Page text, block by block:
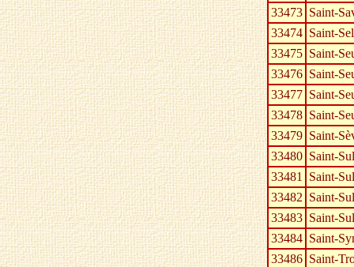
33473 Saint-
33474 Saint-
33475 Saint-
33476 Saint-
33477 Saint-
33478 Saint-
33479 Saint-
33480 Saint-
33481 Saint-
33482 Saint-
33483 Saint-
33484 Saint-
33486 Saint-